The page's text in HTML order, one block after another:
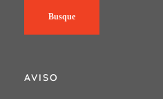
Busque
AVISO